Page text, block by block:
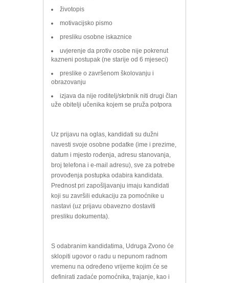
životopis
motivacijsko pismo
presliku osobne iskaznice
uvjerenje da protiv osobe nije pokrenut
kazneni postupak (ne starije od 6 mjeseci)
preslike o završenom školovanju i
obrazovanju
izjava da nije roditelj/skrbnik niti drugi član
uže obitelji učenika kojem se pruža potpora
Uz prijavu na oglas, kandidati su dužni
navesti svoje osobne podatke (ime i prezime,
datum i mjesto rođenja, adresu stanovanja,
broj telefona i e-mail adresu), sve za potrebe
provođenja postupka odabira kandidata.
Prednost pri zapošljavanju imaju kandidati
koji su završili edukaciju za pomoćnike u
nastavi (uz prijavu obavezno dostaviti
presliku dokumenta).
S odabranim kandidatima, Udruga Zvono će
sklopiti ugovor o radu u nepunom radnom
vremenu na određeno vrijeme kojim će se
definirati zadaće pomoćnika, trajanje, kao i